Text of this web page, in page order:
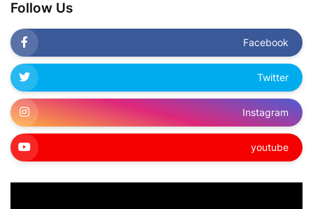
Follow Us
Facebook
Twitter
Instagram
youtube